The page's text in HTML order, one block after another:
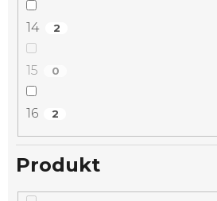
14 2
15 0
16 2
Produkt